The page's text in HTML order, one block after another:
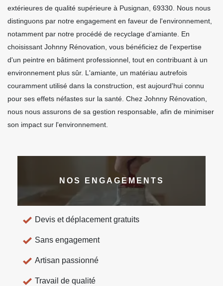
extérieures de qualité supérieure à Pusignan, 69330. Nous nous
distinguons par notre engagement en faveur de l'environnement,
notamment par notre procédé de recyclage d'amiante. En
choisissant Johnny Rénovation, vous bénéficiez de l'expertise
d'un peintre en bâtiment professionnel, tout en contribuant à un
environnement plus sûr. L'amiante, un matériau autrefois
couramment utilisé dans la construction, est aujourd'hui connu
pour ses effets néfastes sur la santé. Chez Johnny Rénovation,
nous nous assurons de sa gestion responsable, afin de minimiser
son impact sur l'environnement.
NOS ENGAGEMENTS
Devis et déplacement gratuits
Sans engagement
Artisan passionné
Travail de qualité